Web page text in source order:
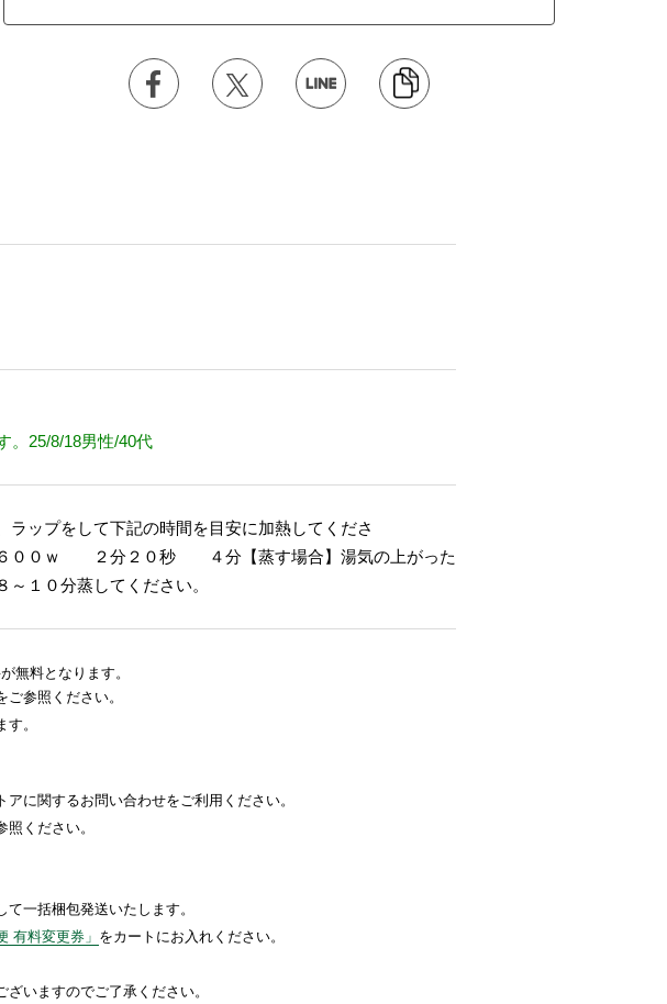
。25/8/18男性/40代
ラップをして下記の時間を目安に加熱してくださ
分２０秒 ４分【蒸す場合】湯気の上がった
１０分蒸してください。
無料となります。
ご参照ください。
。
に関するお問い合わせをご利用ください。
照ください。
一括梱包発送いたします。
有料変更券」 をカートにお入れください。
いますのでご了承ください。